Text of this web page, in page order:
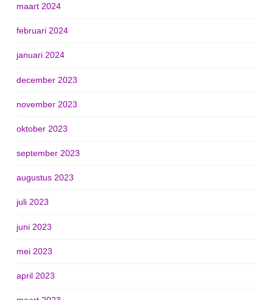
maart 2024
februari 2024
januari 2024
december 2023
november 2023
oktober 2023
september 2023
augustus 2023
juli 2023
juni 2023
mei 2023
april 2023